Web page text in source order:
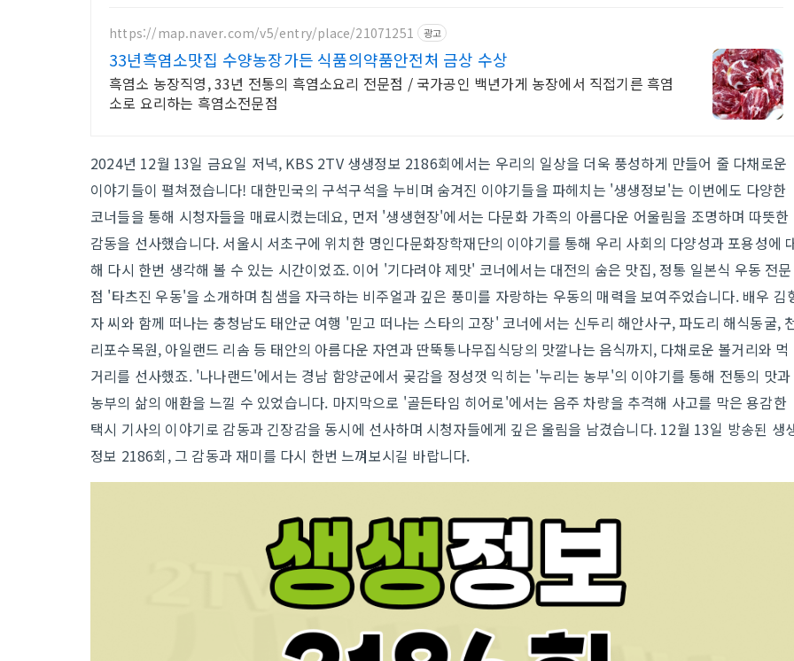
https://map.naver.com/v5/entry/place/21071251 광고
33년흑염소맛집 수양농장가든 식품의약품안전처 금상 수상
흑염소 농장직영, 33년 전통의 흑염소요리 전문점 / 국가공인 백년가게 농장에서 직접기른 흑염
소로 요리하는 흑염소전문점
2024년 12월 13일 금요일 저녁, KBS 2TV 생생정보 2186회에서는 우리의 일상을 더욱 풍성하게 만들어 줄 다채로운
이야기들이 펼쳐졌습니다! 대한민국의 구석구석을 누비며 숨겨진 이야기들을 파헤치는 '생생정보'는 이번에도 다양한
코너들을 통해 시청자들을 매료시켰는데요, 먼저 '생생현장'에서는 다문화 가족의 아름다운 어울림을 조명하며 따뜻한
감동을 선사했습니다. 서울시 서초구에 위치한 명인다문화장학재단의 이야기를 통해 우리 사회의 다양성과 포용성에
해 다시 한번 생각해 볼 수 있는 시간이었죠. 이어 '기다려야 제맛' 코너에서는 대전의 숨은 맛집, 정통 일본식 우동 전문
점 '타츠진 우동'을 소개하며 침샘을 자극하는 비주얼과 깊은 풍미를 자랑하는 우동의 매력을 보여주었습니다. 배우 김
자 씨와 함께 떠나는 충청남도 태안군 여행 '믿고 떠나는 스타의 고장' 코너에서는 신두리 해안사구, 파도리 해식동굴,
리포수목원, 아일랜드 리솜 등 태안의 아름다운 자연과 딴뚝통나무집식당의 맛깔나는 음식까지, 다채로운 볼거리와 먹
거리를 선사했죠. '나나랜드'에서는 경남 함양군에서 곶감을 정성껏 익히는 '누리는 농부'의 이야기를 통해 전통의 맛과
농부의 삶의 애환을 느낄 수 있었습니다. 마지막으로 '골든타임 히어로'에서는 음주 차량을 추격해 사고를 막은 용감한
택시 기사의 이야기로 감동과 긴장감을 동시에 선사하며 시청자들에게 깊은 울림을 남겼습니다. 12월 13일 방송된 생
정보 2186회, 그 감동과 재미를 다시 한번 느껴보시길 바랍니다.